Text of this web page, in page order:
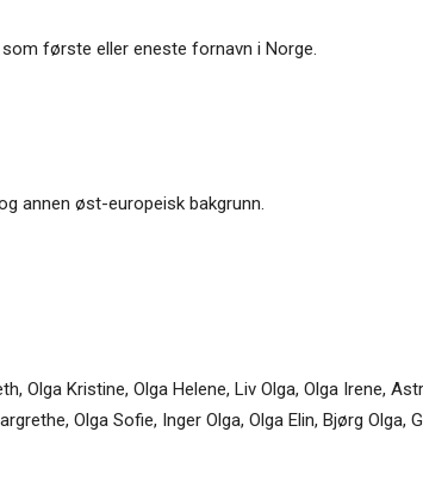
første eller eneste fornavn i Norge.
annen øst-europeisk bakgrunn.
Olga Kristine, Olga Helene, Liv Olga, Olga Irene,
Olga Sofie, Inger Olga, Olga Elin, Bjørg Olga,